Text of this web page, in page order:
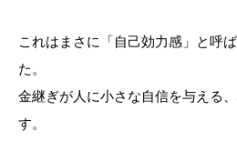
これはまさに「自己効力感」と呼
た。
金継ぎが人に小さな自信を与える
す。